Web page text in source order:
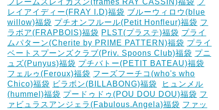
フレームスレイカズン(frames RAY CASSIN)福袋
フ
レイアイディー(FRAY I.D)福袋 ブルーウィロウ(blue
willow)福袋 プチオンフルール(Petit Honfleur)福袋 フ
ラボア(FRAPBOIS)福袋 PLST(プラステ)福袋 プライ
ムパターン(Cherite by PRIME PATTERN)福袋 プライ
ベートスプーンズクラブ(Priv. Spoons Club)福袋 プニ
ュズ(Punyus)福袋 プチバトー(PETIT BATEAU)福袋
フェルゥ(Feroux)福袋 フーズフーチコ(who's who
Chico)福袋 ビラボン(BILLABONG)福袋
ヒュンメル
(hummel)福袋 プードゥドゥ(POU DOU DOU)福袋 フ
ァビュラスアンジェラ(Fabulous.Angela)福袋 ファッ